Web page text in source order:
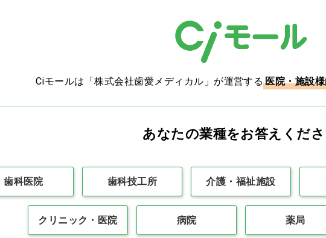
買い物カゴ
メディステ 薬用B-
HAKU シートマスク
価格：ログイン後表示
direia STM インテン
スローション iPソー
ム 業務用…他
価格：ログイン後表示
direia ステム
ロ HC
価格：ログイ
Ciモールは「株式会社歯愛メディカル」が運営する医院・施設
あなたの業種をお答えくだ
歯科医院 歯科技工所 介護・福祉施設
クリニック・医院 病院 薬局